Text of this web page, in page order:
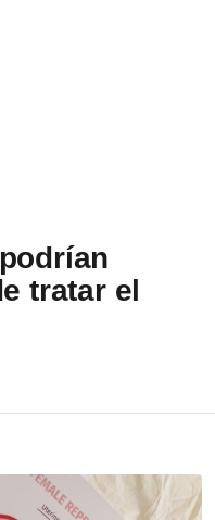
tratar el